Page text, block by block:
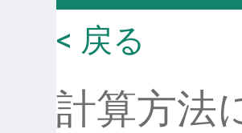
< 戻る
計算方法